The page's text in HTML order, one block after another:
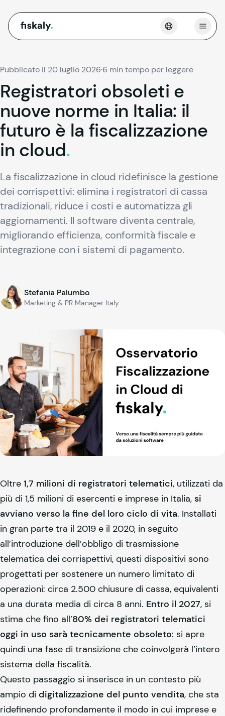
fiskaly. Apri
Pubblicato il 20 luglio 2026·6 min tempo per leggere
Registratori obsoleti e
nuove norme in Italia: il
futuro è la fiscalizzazione
in cloud.
La fiscalizzazione in cloud ridefinisce la gestione
dei corrispettivi: elimina i registratori di cassa
tradizionali, riduce i costi e automatizza gli
aggiornamenti. Il software diventa centrale,
migliorando efficienza, conformità fiscale e
integrazione con i sistemi di pagamento.
Stefania Palumbo
Marketing & PR Manager Italy
Oltre 1,7 milioni di registratori telematici, utilizzati da
più di 1,5 milioni di esercenti e imprese in Italia, si
avviano verso la fine del loro ciclo di vita. Installati
in gran parte tra il 2019 e il 2020, in seguito
all’introduzione dell’obbligo di trasmissione
telematica dei corrispettivi, questi dispositivi sono
progettati per sostenere un numero limitato di
operazioni: circa 2.500 chiusure di cassa, equivalenti
a una durata media di circa 8 anni. Entro il 2027, si
stima che fino all’80% dei registratori telematici
oggi in uso sarà tecnicamente obsoleto: si apre
quindi una fase di transizione che coinvolgerà l’intero
sistema della fiscalità.
Questo passaggio si inserisce in un contesto più
ampio di digitalizzazione del punto vendita, che sta
ridefinendo profondamente il modo in cui imprese e